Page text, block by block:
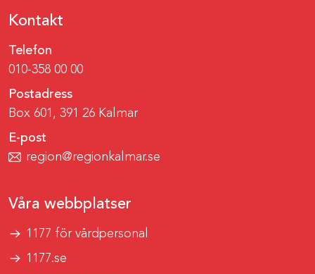
Kontakt
Telefon
010-358 00 00
Postadress
Box 601, 391 26 Kalmar
E-post
region@regionkalmar.se
Våra webbplatser
1177 för vårdpersonal
1177.se